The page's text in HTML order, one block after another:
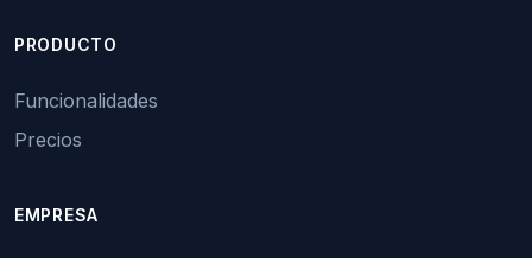
PRODUCTO
Funcionalidades
Precios
EMPRESA